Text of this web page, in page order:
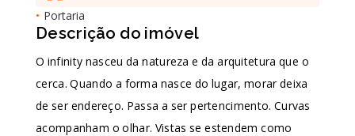
• Portaria
Descrição do imóvel
O infinity nasceu da natureza e da arquitetura que o
cerca. Quando a forma nasce do lugar, morar deixa
de ser endereço. Passa a ser pertencimento. Curvas
acompanham o olhar. Vistas se estendem como